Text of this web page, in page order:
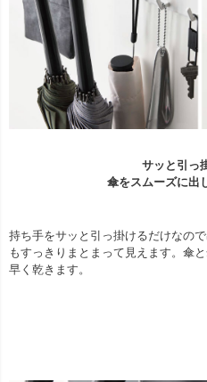
サッと引っ
傘をスムーズに出
持ち手をサッと引っ掛けるだけなの
もすっきりまとまって見えます。傘
早く乾きます。